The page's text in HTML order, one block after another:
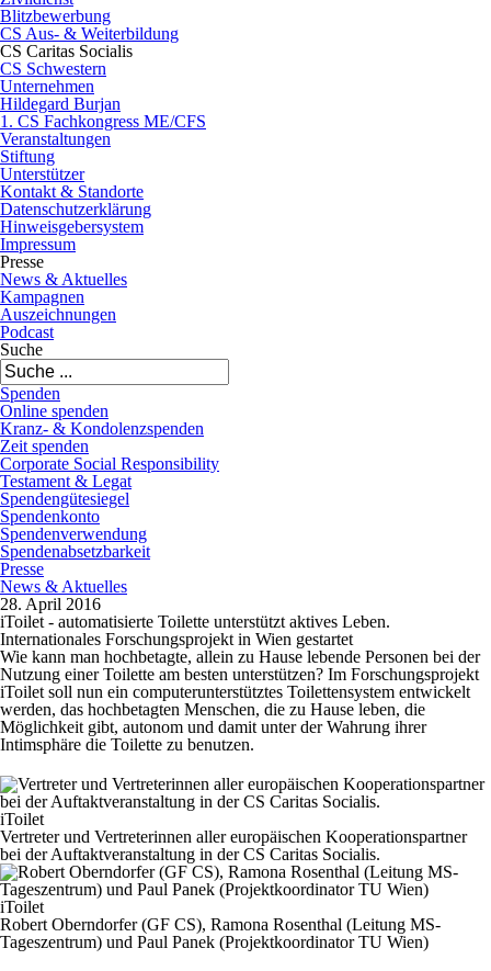
Blitzbewerbung
CS Aus- & Weiterbildung
CS Caritas Socialis
CS Schwestern
Unternehmen
Hildegard Burjan
1. CS Fachkongress ME/CFS
Veranstaltungen
Stiftung
Unterstützer
Kontakt & Standorte
Datenschutzerklärung
Hinweisgebersystem
Impressum
Presse
News & Aktuelles
Kampagnen
Auszeichnungen
Podcast
Suche
Spenden
Online spenden
Kranz- & Kondolenzspenden
Zeit spenden
Corporate Social Responsibility
Testament & Legat
Spendengütesiegel
Spendenkonto
Spendenverwendung
Spendenabsetzbarkeit
Presse
News & Aktuelles
28. April 2016
iToilet - automatisierte Toilette unterstützt aktives Leben.
Internationales Forschungsprojekt in Wien gestartet
Wie kann man hochbetagte, allein zu Hause lebende Personen bei der
Nutzung einer Toilette am besten unterstützen? Im Forschungsprojekt
iToilet soll nun ein computerunterstütztes Toilettensystem entwickelt
werden, das hochbetagten Menschen, die zu Hause leben, die
Möglichkeit gibt, autonom und damit unter der Wahrung ihrer
Intimsphäre die Toilette zu benutzen.
iToilet
Vertreter und Vertreterinnen aller europäischen Kooperationspartner
bei der Auftaktveranstaltung in der CS Caritas Socialis.
iToilet
Robert Oberndorfer (GF CS), Ramona Rosenthal (Leitung MS-
Tageszentrum) und Paul Panek (Projektkoordinator TU Wien)